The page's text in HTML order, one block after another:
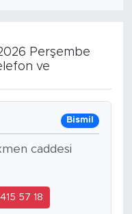
Perşembe
ve
Bismil
caddesi
57 18